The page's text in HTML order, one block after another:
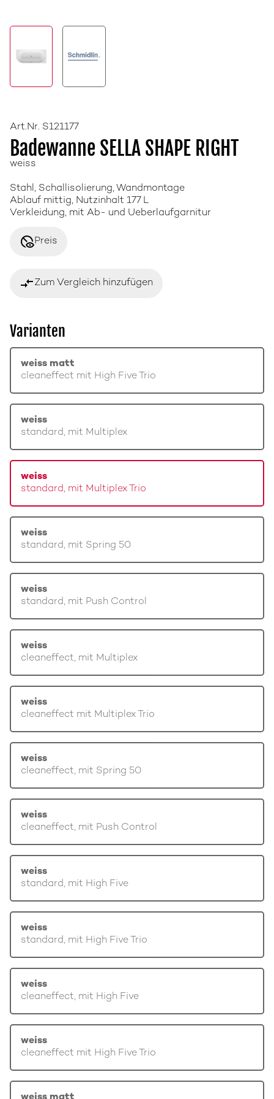
Art.Nr. S121177
Badewanne SELLA SHAPE RIGHT
weiss
Stahl, Schallisolierung, Wandmontage
Ablauf mittig, Nutzinhalt 177 L
Verkleidung, mit Ab- und Ueberlaufgarnitur
disabled_visiblePreis
compare_arrowsZum Vergleich hinzufügen
Varianten
weiss matt
cleaneffect mit High Five Trio
weiss
standard, mit Multiplex
weiss
standard, mit Multiplex Trio
weiss
standard, mit Spring 50
weiss
standard, mit Push Control
weiss
cleaneffect, mit Multiplex
weiss
cleaneffect mit Multiplex Trio
weiss
cleaneffect, mit Spring 50
weiss
cleaneffect, mit Push Control
weiss
standard, mit High Five
weiss
standard, mit High Five Trio
weiss
cleaneffect, mit High Five
weiss
cleaneffect mit High Five Trio